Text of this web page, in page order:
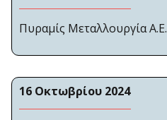
Πυραμίς Μεταλλουργία Α.Ε.
16 Οκτωβρίου 2024